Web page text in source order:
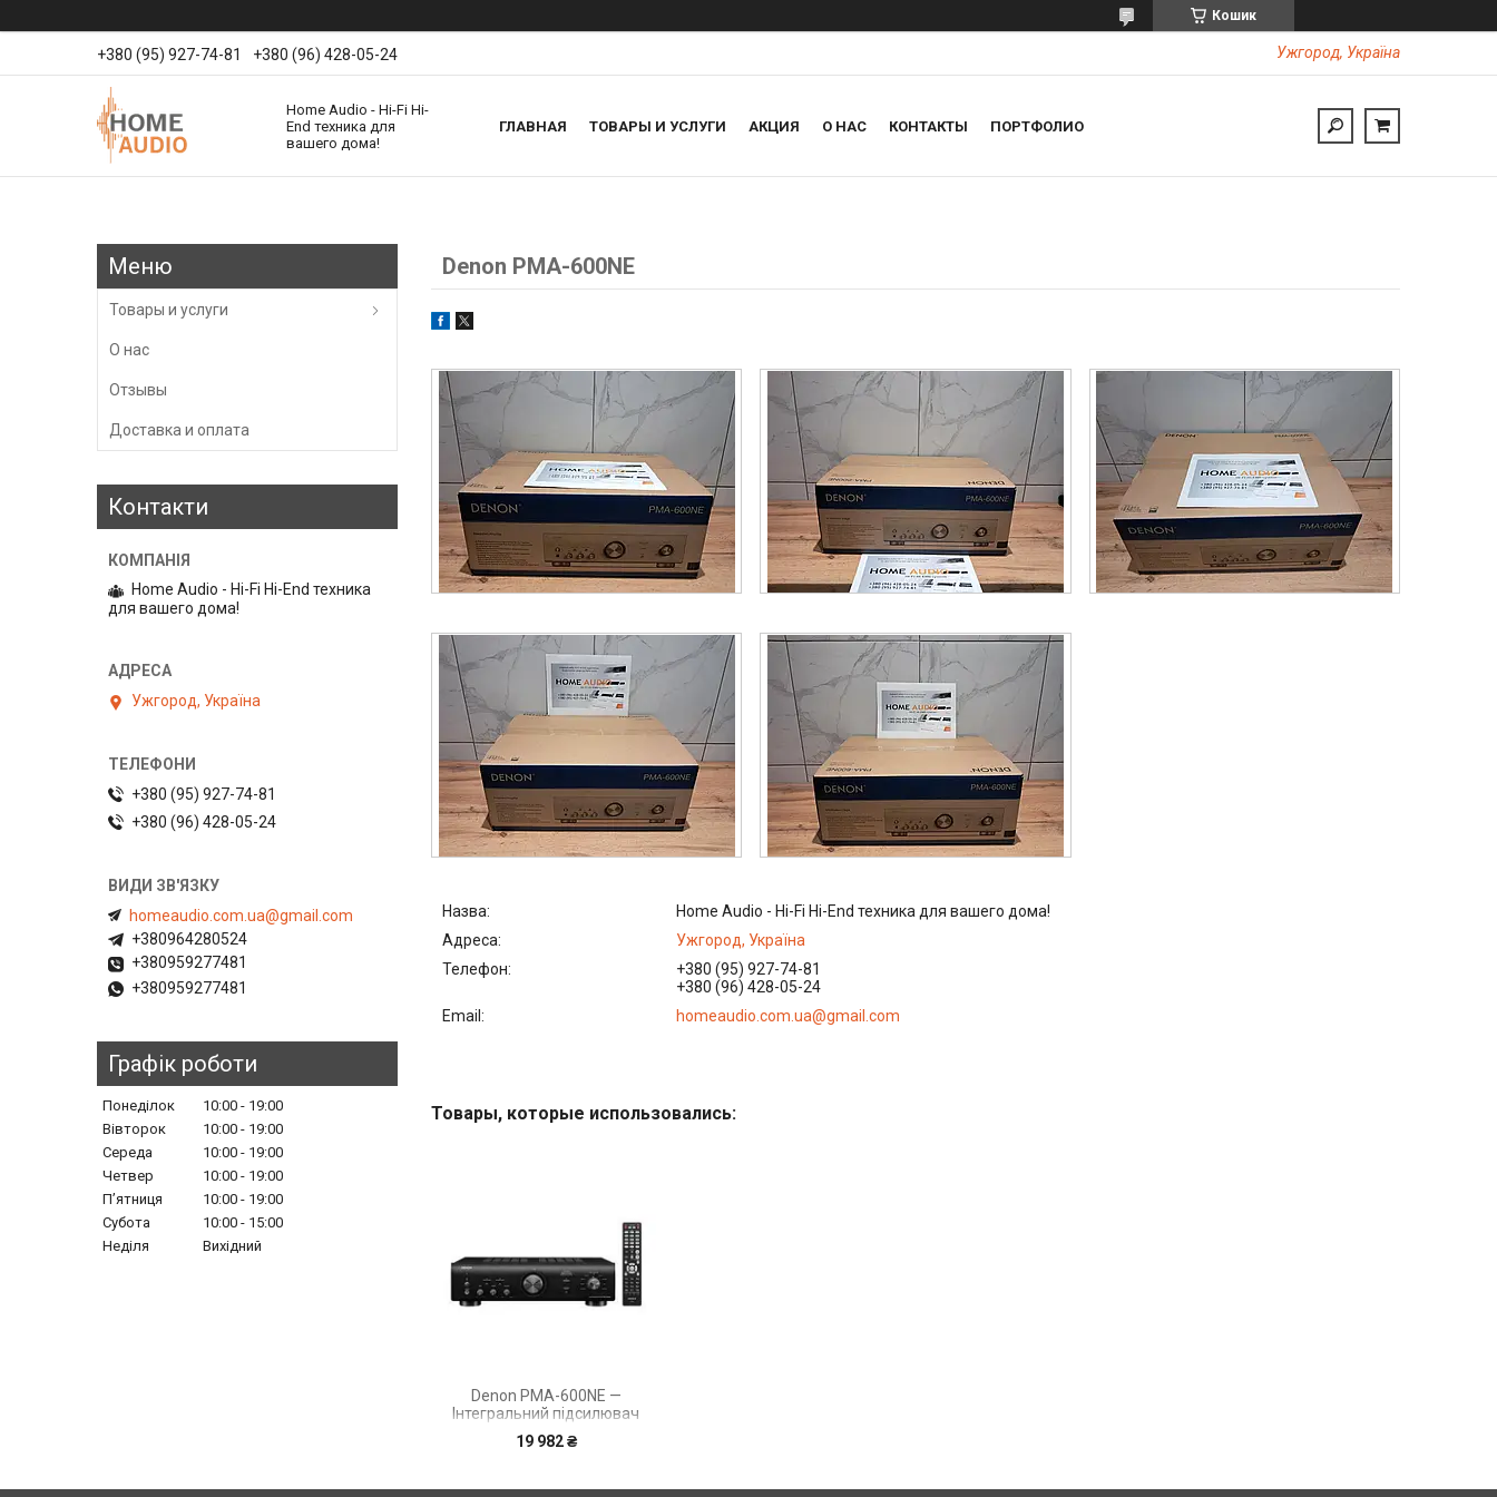
Кошик
+380 (95) 927-74-81 +380 (96) 428-05-24 Ужгород, Україна
Home Audio - Hi-Fi Hi-
End техника для
вашего дома!
ГЛАВНАЯ ТОВАРЫ И УСЛУГИ АКЦИЯ О НАС КОНТАКТЫ ПОРТФОЛИО
Denon PMA-600NE
Home Audio - Hi-Fi Hi-End техника для вашего дома!
Ужгород, Україна
+380 (95) 927-74-81
+380 (96) 428-05-24
homeaudio.com.ua@gmail.com
Denon PMA-600NE —
Інтегральний підсилювач
19 982 ₴
Товары и услуги
О нас
Отзывы
Доставка и оплата
Контакти
Home Audio - Hi-Fi Hi-End техника
для вашего дома!
Ужгород, Україна
+380 (95) 927-74-81
+380 (96) 428-05-24
homeaudio.com.ua@gmail.com
+380964280524
+380959277481
+380959277481
Графік роботи
Понеділок 10:00
19:00
Вівторок
10:00
19:00
Середа
10:00
19:00
Четвер
10:00
19:00
Пʼятниця
10:00
19:00
Субота
10:00
15:00
Неділя
Вихідний